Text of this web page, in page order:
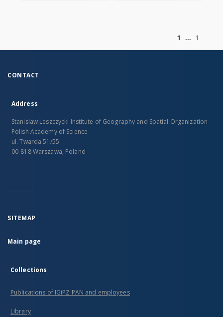
1
1
CONTACT
Address
Stanislaw Leszczycki Institute of Geography and Spatial Organization
Polish Academy of Science
ul. Twarda 51/55
00-818 Warszawa, Poland
SITEMAP
Main page
Collections
Publications of IGiPZ PAN and employees
Library